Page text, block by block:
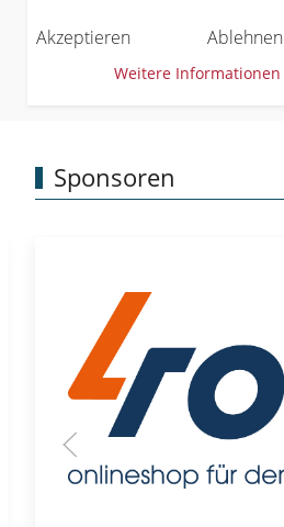
Sponsoren
Akzeptieren Ablehnen
Weitere Informationen